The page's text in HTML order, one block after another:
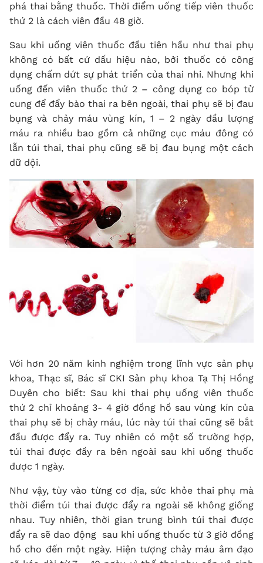
phá thai bằng thuốc. Thời điểm uống tiếp viên thuốc
thứ 2 là cách viên đầu 48 giờ.
Sau khi uống viên thuốc đầu tiên hầu như thai phụ
không có bất cứ dấu hiệu nào, bởi thuốc có công
dụng chấm dứt sự phát triển của thai nhi. Nhưng khi
uống đến viên thuốc thứ 2 – công dụng co bóp tử
cung để đẩy bào thai ra bên ngoài, thai phụ sẽ bị đau
bụng và chảy máu vùng kín, 1 – 2 ngày đầu lượng
máu ra nhiều bao gồm cả những cục máu đông có
lẫn túi thai, thai phụ cũng sẽ bị đau bụng một cách
dữ dội.
Với hơn 20 năm kinh nghiệm trong lĩnh vực sản phụ
khoa, Thạc sĩ, Bác sĩ CKI Sản phụ khoa Tạ Thị Hồng
Duyên cho biết: Sau khi thai phụ uống viên thuốc
thứ 2 chỉ khoảng 3- 4 giờ đồng hồ sau vùng kín của
thai phụ sẽ bị chảy máu, lúc này túi thai cũng sẽ bắt
đầu được đẩy ra. Tuy nhiên có một số trường hợp,
túi thai được đầy ra bên ngoài sau khi uống thuốc
được 1 ngày.
Như vậy, tùy vào từng cơ địa, sức khỏe thai phụ mà
thời điểm túi thai được đẩy ra ngoài sẽ không giống
nhau. Tuy nhiên, thời gian trung bình túi thai được
đẩy ra sẽ dao động sau khi uống thuốc từ 3 giờ đồng
hồ cho đến một ngày. Hiện tượng chảy máu âm đạo